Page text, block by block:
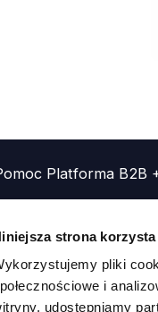
strona
pliki
i
udostępniamy
Platforma B2B
Jak
Polityka